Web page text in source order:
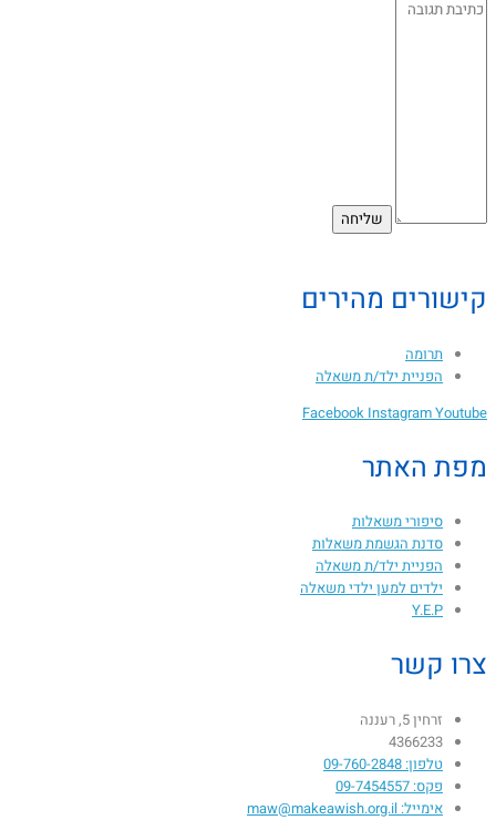
קישורים מהירים
תרומה
הפניית ילד/ת משאלה
Facebook InstagramYoutube
מפת האתר
סיפורי משאלות
סדנת הגשמת משאלות
הפניית ילד/ת משאלה
ילדים למען ילדי משאלה
Y.E.P
צרו קשר
זרחין 5, רעננה
4366233
טלפון: 09-760-2848
פקס: 09-7454557
אימייל: maw@makeawish.org.il